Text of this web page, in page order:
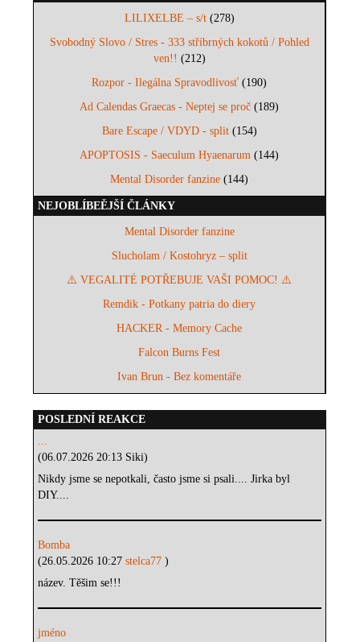
LILIXELBE – s/t(278)
Svobodný Slovo / Stres - 333 stříbrných kokotů / Pohled
ven!! (212)
Rozpor - Ilegálna Spravodlivosť (190)
Ad Calendas Graecas - Neptej se proč (189)
Bare Escape / VDYD - split(154)
APOPTOSIS - Saeculum Hyaenarum (144)
Mental Disorder fanzine (144)
NEJOBLÍBEĚJŠÍ ČLÁNKY
Mental Disorder fanzine
Slucholam / Kostohryz – split
⚠️ VEGALITÉ POTŘEBUJE VAŠI POMOC! ⚠️
Remdik - Potkany patria do diery
HACKER - Memory Cache
Falcon Burns Fest
Ivan Brun - Bez komentáře
POSLEDNÍ REAKCE
...
(06.07.2026 20:13 Siki)
Nikdy jsme se nepotkali, často jsme si psali.... Jirka byl
DIY....
Bomba
(26.05.2026 10:27stelca77)
název. Těšim se!!!
jméno